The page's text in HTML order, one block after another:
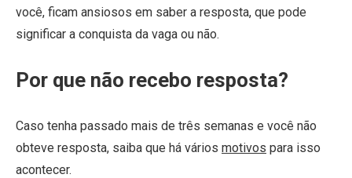
você, ficam ansiosos em saber a resposta, que pode
significar a conquista da vaga ou não.
Por que não recebo resposta?
Caso tenha passado mais de três semanas e você não
obteve resposta, saiba que há vários motivos para isso
acontecer.